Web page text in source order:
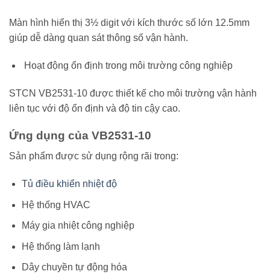
Màn hình hiển thị 3½ digit với kích thước số lớn 12.5mm
giúp dễ dàng quan sát thông số vận hành.
Hoạt động ổn định trong môi trường công nghiệp
STCN VB2531-10 được thiết kế cho môi trường vận hành
liên tục với độ ổn định và độ tin cậy cao.
Ứng dụng của VB2531-10
Sản phẩm được sử dụng rộng rãi trong:
Tủ điều khiển nhiệt độ
Hệ thống HVAC
Máy gia nhiệt công nghiệp
Hệ thống làm lạnh
Dây chuyền tự động hóa